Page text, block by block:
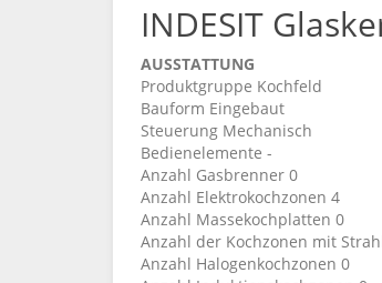
INDESIT
AUSSTATTUNG
Produktgruppe Kochfeld
Bauform Eingebaut
Steuerung Mechanisch
Bedienelemente -
Anzahl Gasbrenner 0
Anzahl Elektrokochzonen 4
Anzahl Massekochplatten 0
Anzahl der Kochzonen mit
Anzahl Halogenkochzonen 0